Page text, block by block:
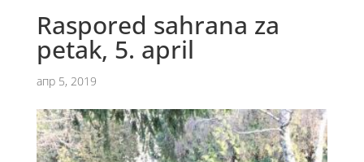
Raspored sahrana za
petak, 5. april
апр 5, 2019